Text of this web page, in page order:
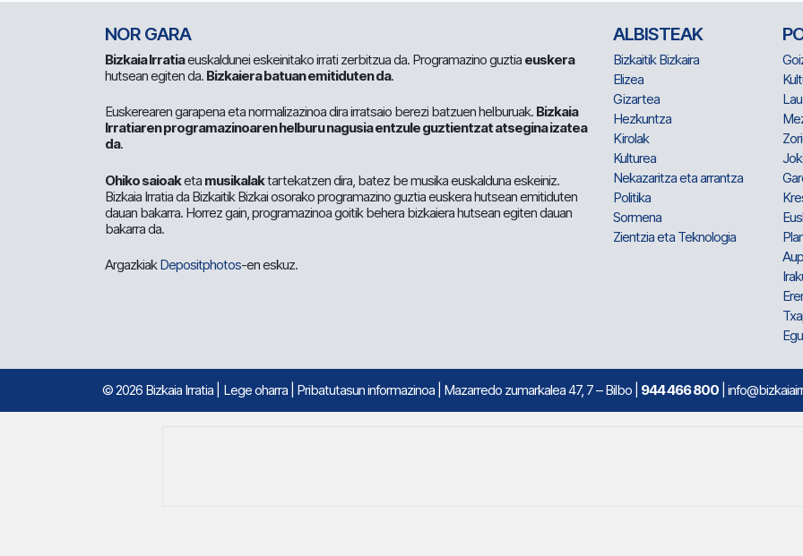
NOR GARA
Bizkaia Irratiaeuskaldunei eskeinitako irrati zerbitzua da. Programazino guztia euskera
hutsean egiten da. Bizkaiera batuan emitiduten da.
Euskerearen garapena eta normalizazinoa dira irratsaio berezi batzuen helburuak. Bizkaia
Irratiaren programazinoaren helburu nagusia entzule guztientzat atsegina izatea
da.
Ohiko saioaketa musikalaktartekatzen dira, batez be musika euskalduna eskeiniz.
Bizkaia Irratia da Bizkaitik Bizkai osorako programazino guztia euskera hutsean emitiduten
dauan bakarra. Horrez gain, programazinoa goitik behera bizkaiera hutsean egiten dauan
bakarra da.
ArgazkiakDepositphotos-en eskuz.
ALBISTEAK
Bizkaitik Bizkaira
Elizea
Gizartea
Hezkuntza
Kirolak
Kulturea
Nekazaritza eta arrantza
Politika
Sormena
Zientzia eta Teknologia
© 2026 Bizkaia Irratia Lege oharra Pribatutasun informazinoa | Mazarredo zumarkalea 47, 7 – Bilbo | 944 466 800 |